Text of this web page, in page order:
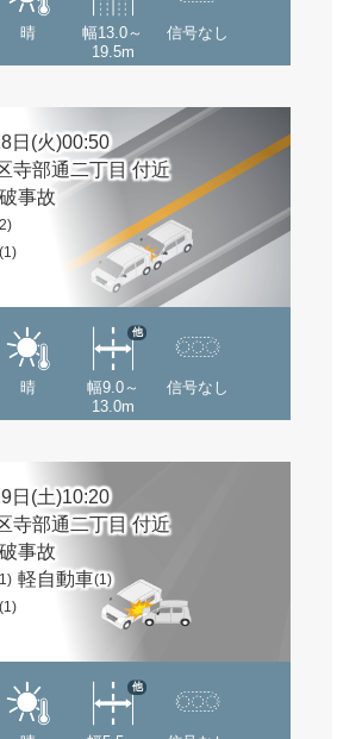
晴
幅13.0～
19.5m
信号なし
日(火)00:50
寺部通二丁目 付近
事故
(1)
晴
幅9.0～
13.0m
他
信号なし
日(土)10:20
寺部通二丁目 付近
事故
軽自動車(1)
(1)
他